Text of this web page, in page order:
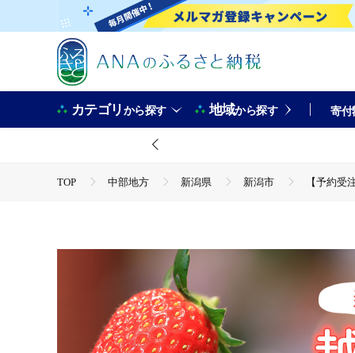
カテゴリから探す 地域から探す 寄付
TOP 中部地方 新潟県 新潟市 【予約